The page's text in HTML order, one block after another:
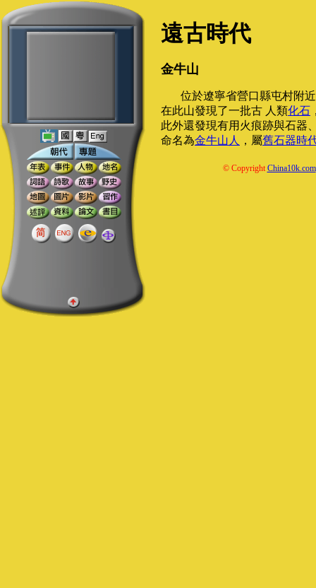
遠古時代
金牛山
位於遼寧省營口縣屯村附
在此山發現了一批古 人類化石
此外還發現有用火痕跡與石器
命名為金牛山人 ，屬舊石器時
© CopyrightChina10k.com